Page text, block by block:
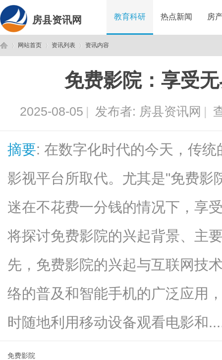
房县资讯网 教育科研 热点新闻 房
网站首页 资讯列表
›
资讯内容
免费影院：享受
2025-08-05 | 发布者: 房县资讯网 |
摘要: 在数字化时代的今天，传
影视平台所取代。尤其是"免费影
迷在不花费一分钱的情况下，享
将探讨免费影院的兴起背景、主
先，免费影院的兴起与互联网技
络的普及和智能手机的广泛应用
时随地利用移动设备观看电影和
免费影院